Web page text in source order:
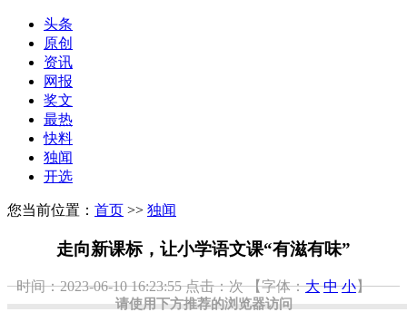
请使用下方推荐的浏览器访问
头条
原创
资讯
网报
奖文
最热
快料
独闻
开选
您当前位置： 首页 >> 独闻
走向新课标，让小学语文课“有滋有味”
时间：2023-06-10 16:23:55点击：次 【字体：大 中 小】